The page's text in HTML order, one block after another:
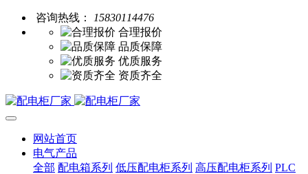
咨询热线：
15830114476
合理报价
品质保障
优质服务
资质齐全
网站首页
电气产品
全部 配电箱系列 低压配电柜系列 高压配电柜系列 PLC